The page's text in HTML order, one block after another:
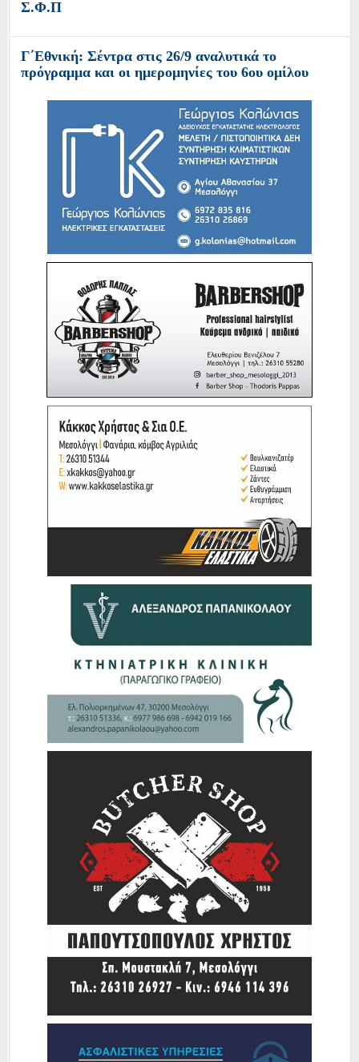
Σ.Φ.Π
Γ΄Εθνική: Σέντρα στις 26/9 αναλυτικά το
πρόγραμμα και οι ημερομηνίες του 6ου ομίλου